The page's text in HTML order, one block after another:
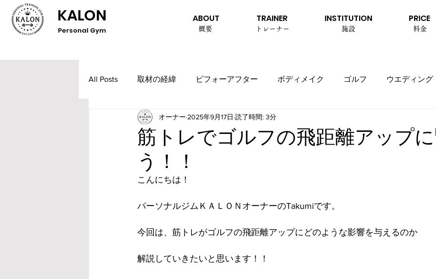
KALON
Personal Gym 概要 トレーナー 施設 料金
ABOUT TRAINER INSTITUTION PRICE
All Posts 取材の経緯 ビフォーアフター ボディメイク ゴルフ ウエディング
筋トレでゴルフの飛距離アップ
う！！
オーナー 2025年9月17日 読了時間: 3分
こんにちは！
パーソナルジムＫＡＬＯＮオーナーのTakumiです。
今回は、筋トレがゴルフの飛距離アップにどのような影響を与えるのか
解説していきたいと思います！！